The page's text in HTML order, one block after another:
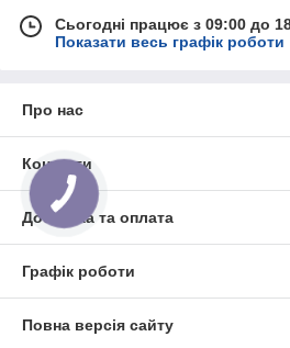
Сьогодні працює з 09:00 до
Показати весь графік роботи
Про нас
Контакти
Доставка та оплата
Графік роботи
Повна версія сайту